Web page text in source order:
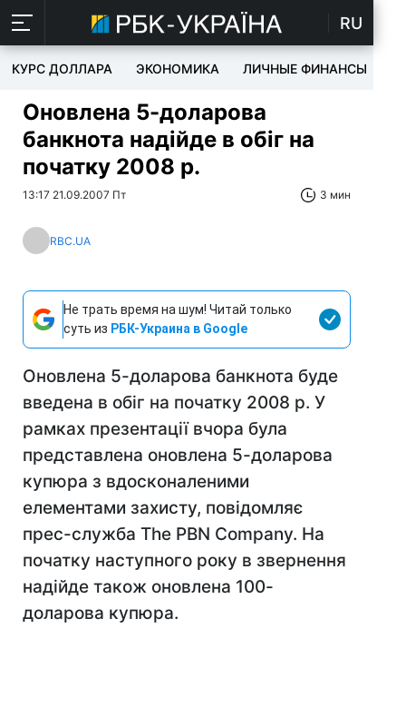
RU
КУРС ДОЛЛАРА ЭКОНОМИКА ЛИЧНЫЕ ФИНАНСЫ
Оновлена 5-доларова
банкнота надійде в oбiг на
початку 2008 р.
13:17 21.09.2007 Пт 3 мин
RBC.UA
Не трать время на шум! Читай только
суть из РБК-Украина в Google
Оновлена 5-доларова банкнота буде
введена в обіг на початку 2008 р. У
рамках презентації вчора була
представлена оновлена 5-доларова
купюра з вдосконаленими
елементами захисту, повідомляє
прес-служба The PBN Company. На
початку наступного року в звернення
надійде також оновлена 100-
доларова купюра.